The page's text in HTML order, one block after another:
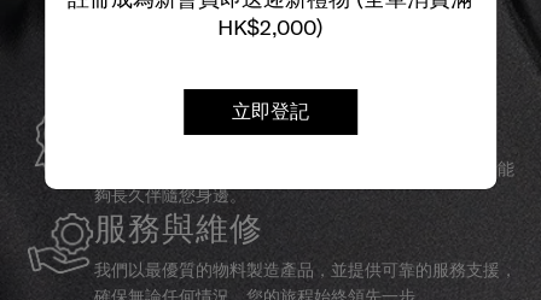
HK$2,000)
立即登記
全球保修
服務與維修
我們以最優質的物料製造產品，並提供可靠的服務支援，
確保無論任何情況，您的旅程始終領先一步。